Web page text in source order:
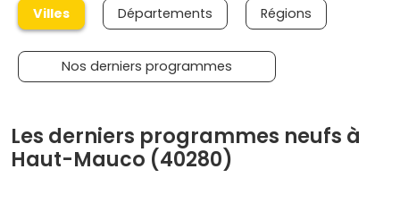
Villes Départements Régions
Nos derniers programmes
Les derniers programmes neufs à
Haut-Mauco (40280)